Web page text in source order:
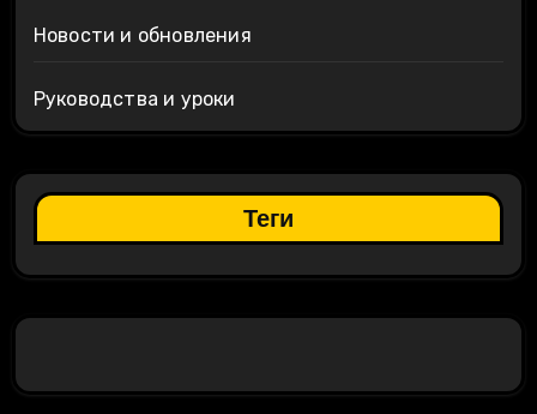
Новости и обновления
Руководства и уроки
Теги